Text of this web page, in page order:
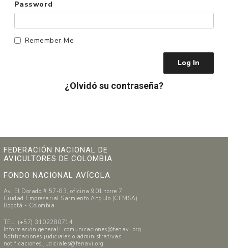
Password
Remember Me
¿Olvidó su contraseña?
FEDERACIÓN NACIONAL DE
AVICULTORES DE COLOMBIA
FONDO NACIONAL AVÍCOLA
Av. El Dorado # 57-83, oficina 901 torre 7
Ciudad Empresarial Sarmiento Angulo (CEMSA)
Bogotá - Colombia
TEL. (+57) 3102280714
Información general: comunicaciones@fenavi.org
Notificaciones judiciales o administrativas:
notificaciones.judiciales@fenavi.org